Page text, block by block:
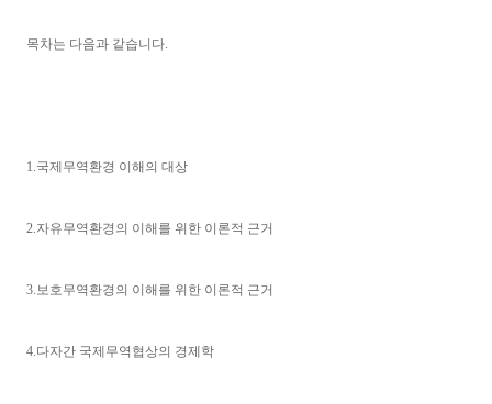
목차는 다음과 같습니다.
1.국제무역환경 이해의 대상
2.자유무역환경의 이해를 위한 이론적 근거
3.보호무역환경의 이해를 위한 이론적 근거
4.다자간 국제무역협상의 경제학